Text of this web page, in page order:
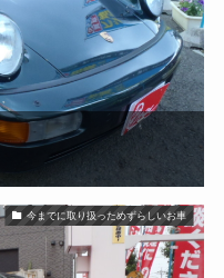
今までに取り扱っためずらしいお車